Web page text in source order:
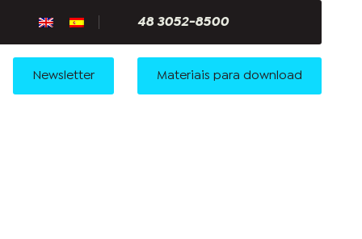
48 3052-8500
Newsletter Materiais para download